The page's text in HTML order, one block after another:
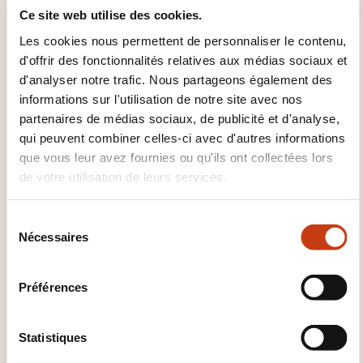
Ce site web utilise des cookies.
Les cookies nous permettent de personnaliser le contenu,
d'offrir des fonctionnalités relatives aux médias sociaux et
d'analyser notre trafic. Nous partageons également des
informations sur l'utilisation de notre site avec nos
partenaires de médias sociaux, de publicité et d'analyse,
qui peuvent combiner celles-ci avec d'autres informations
que vous leur avez fournies ou qu'ils ont collectées lors
de votre utilisation de leurs services.
Nécessaires
Préférences
Statistiques
QUE RECEVEZ-VOUS À LA FIN DE
LA FORMATION ?
Certificat OHC SKILLS
l’organisme de formation